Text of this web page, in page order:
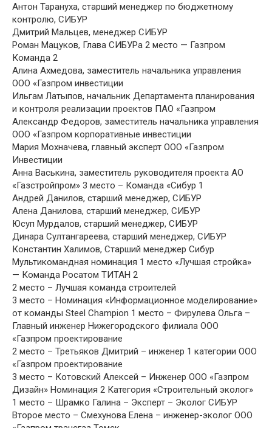
Антон Тарануха, старший менеджер по бюджетному
контролю, СИБУР
Дмитрий Мальцев, менеджер СИБУР
Роман Мацуков, Глава СИБУРа 2 место — Газпром
Команда 2
Алина Ахмедова, заместитель начальника управления
ООО «Газпром инвестиции
Ильгам Латыпов, начальник Департамента планирования
и контроля реализации проектов ПАО «Газпром
Александр Федоров, заместитель начальника управления
ООО «Газпром корпоративные инвестиции
Мария Мохначева, главный эксперт ООО «Газпром
Инвестиции
Анна Васькина, заместитель руководителя проекта АО
«Газстройпром» 3 место – Команда «Сибур 1
Андрей Данилов, старший менеджер, СИБУР
Алена Данилова, старший менеджер, СИБУР
Юсуп Мурдалов, старший менеджер, СИБУР
Динара Султангареева, старший менеджер, СИБУР
Константин Халимов, Старший менеджер Сибур
Мультикомандная номинация 1 место «Лучшая стройка»
— Команда Росатом ТИТАН 2
2 место – Лучшая команда строителей
3 место – Номинация «Информационное моделирование»
от команды Steel Champion 1 место – Фирулева Ольга –
Главный инженер Нижегородского филиала ООО
«Газпром проектирование
2 место – Третьяков Дмитрий – инженер 1 категории ООО
«Газпром проектирование
3 место – Котовский Алексей – Инженер ООО «Газпром
Дизайн» Номинация 2 Категория «Строительный эколог»
1 место – Шрамко Галина – Эксперт – Эколог СИБУР
Второе место – Смехунова Елена – инженер-эколог ООО